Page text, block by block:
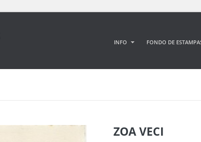
INFO FONDO DE
ZOA VECI